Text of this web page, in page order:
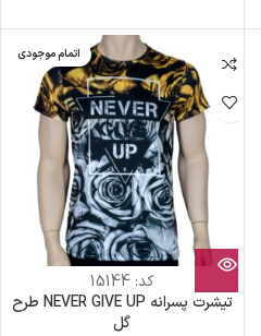
اتمام موجودی
کد:15144
تیشرت پسرانه NEVER GIVE UP طرح
گل